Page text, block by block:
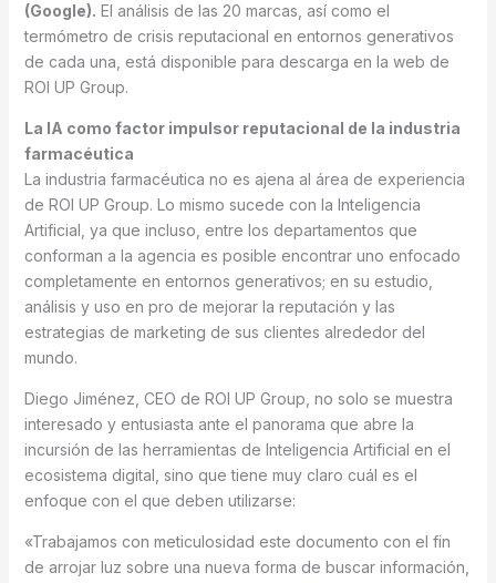
(Google). El análisis de las 20 marcas, así como el
termómetro de crisis reputacional en entornos generativos
de cada una, está disponible para descarga en la web de
ROI UP Group.
La IA como factor impulsor reputacional de la industria
farmacéutica
La industria farmacéutica no es ajena al área de experiencia
de ROI UP Group. Lo mismo sucede con la Inteligencia
Artificial, ya que incluso, entre los departamentos que
conforman a la agencia es posible encontrar uno enfocado
completamente en entornos generativos; en su estudio,
análisis y uso en pro de mejorar la reputación y las
estrategias de marketing de sus clientes alrededor del
mundo.
Diego Jiménez, CEO de ROI UP Group, no solo se muestra
interesado y entusiasta ante el panorama que abre la
incursión de las herramientas de Inteligencia Artificial en el
ecosistema digital, sino que tiene muy claro cuál es el
enfoque con el que deben utilizarse:
«Trabajamos con meticulosidad este documento con el fin
de arrojar luz sobre una nueva forma de buscar información,